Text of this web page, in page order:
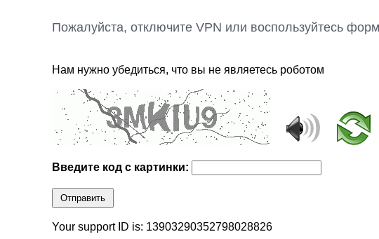
Пожалуйста, отключите VPN или воспользуйтесь
Нам нужно убедиться, что вы не являетесь роботом
Введите код с картинки:
Отправить
Your support ID is: 13903290352798028826